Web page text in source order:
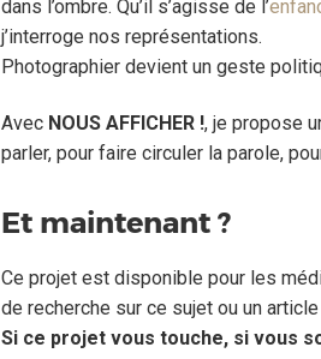
dans l’ombre. Qu’il s’agisse de l’
j’interroge nos représentations.
Photographier devient un geste
Avec NOUS AFFICHER !, je propose
parler, pour faire circuler la parole,
Et maintenant ?
Ce projet est disponible pour les
de recherche sur ce sujet ou un
Si ce projet vous touche, si vous